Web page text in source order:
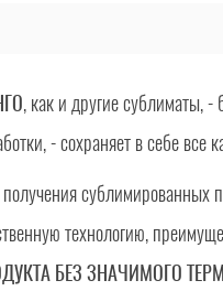
, как и другие сублиматы, -
- сохраняет в себе все
сублимированных
технологию,
БЕЗ ЗНАЧИМОГО